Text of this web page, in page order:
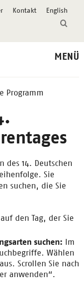
Kontakt English
MENÜ
Programm
des 14. Deutschen
Sie
suchen, die Sie
den Tag, der Sie
suchen: Im
Wählen
Scrollen Sie nach
anwenden“.